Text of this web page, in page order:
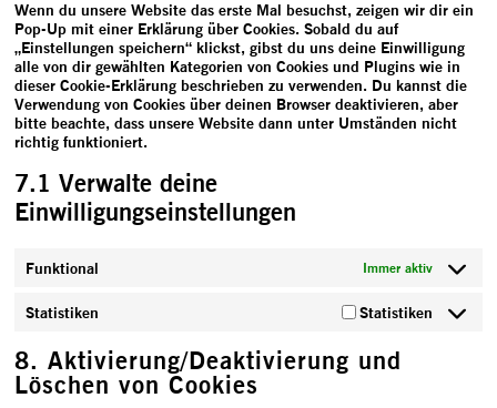
Wenn du unsere Website das erste Mal besuchst, zeigen wir dir ein
Pop-Up mit einer Erklärung über Cookies. Sobald du auf
„Einstellungen speichern“ klickst, gibst du uns deine Einwilligung
alle von dir gewählten Kategorien von Cookies und Plugins wie in
dieser Cookie-Erklärung beschrieben zu verwenden. Du kannst die
Verwendung von Cookies über deinen Browser deaktivieren, aber
bitte beachte, dass unsere Website dann unter Umständen nicht
richtig funktioniert.
7.1 Verwalte deine
Einwilligungseinstellungen
Funktional Immer aktiv
Statistiken Statistiken
8. Aktivierung/Deaktivierung und
Löschen von Cookies